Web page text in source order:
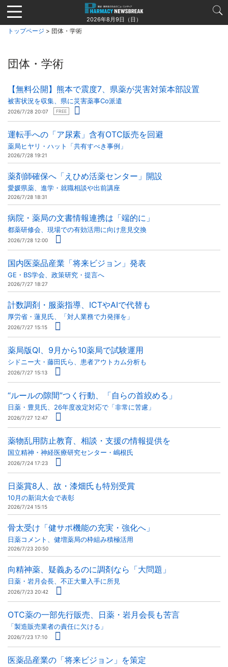
Jump
to
navigation
2026年8月9日（日）
トップページ > 団体・学術
団体・学術
【無料公開】熊本で震度7、県薬が災害対策本部設置
被害状況を収集、県に災害薬事Co派遣
2026/7/28 20:07 FREE
運転手への「ア尿素」含有OTC販売を回避
薬局ヒヤリ・ハット「共有すべき事例」
2026/7/28 19:21
薬剤師確保へ「えひめ活薬センター」開設
愛媛県薬、進学・就職相談や出前講座
2026/7/28 18:31
病院・薬局の文書情報連携は「端的に」
都薬研修会、現場での有効活用に向け意見交換
2026/7/28 12:00
国内医薬品産業「将来ビジョン」発表
GE・BS学会、政策研究・提言へ
2026/7/27 18:27
計数調剤・服薬指導、ICTやAIで代替も
厚労省・蓮見氏、「対人業務で力発揮を」
2026/7/27 15:15
薬局版QI、9月から10薬局で試験運用
シドニー大・藤田氏ら、患者アウトカム分析も
2026/7/27 15:13
“ルールの隙間”つく行動、「自らの首絞める」
日薬・豊見氏、26年度改定対応で「非常に苦慮」
2026/7/27 12:47
薬物乱用防止教育、相談・支援の情報提供を
国立精神・神経医療研究センター・嶋根氏
2026/7/24 17:23
日薬賞8人、故・漆畑氏も特別受賞
10月の新潟大会で表彰
2026/7/24 15:15
骨太受け「健サポ機能の充実・強化へ」
日薬コメント、健増薬局の枠組み積極活用
2026/7/23 20:50
向精神薬、疑義あるのに調剤なら「大問題」
日薬・岩月会長、不正大量入手に所見
2026/7/23 20:42
OTC薬の一部先行販売、日薬・岩月会長も苦言
「製造販売業者の責任に欠ける」
2026/7/23 17:10
医薬品産業の「将来ビジョン」を策定